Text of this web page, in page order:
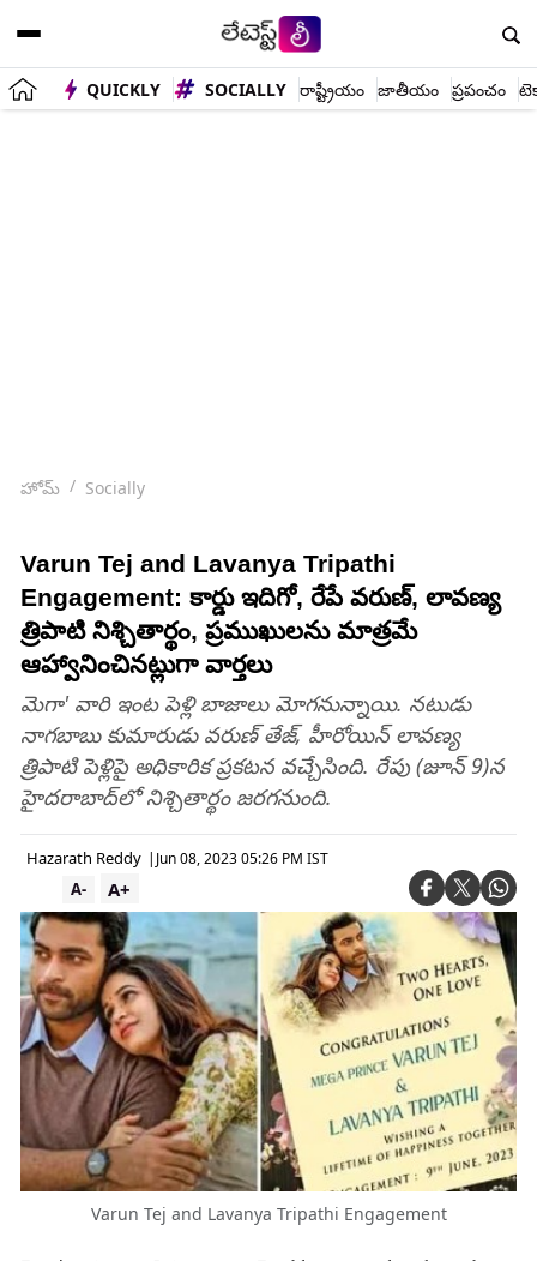
QUICKLY SOCIALLY రాష్ట్రీయం జాతీయం ప్రపంచం
హోమ్ Socially
Varun Tej and Lavanya Tripathi
Engagement: కార్డు ఇదిగో, రేపే వరుణ్‌, లావణ్య
త్రిపాటి నిశ్చితార్థం, ప్రముఖులను మాత్రమే
ఆహ్వానించినట్లుగా వార్తలు
మెగా' వారి ఇంట పెళ్లి బాజాలు మోగనున్నాయి. నటుడు
నాగబాబు కుమారుడు వరుణ్‌ తేజ్‌, హీరోయిన్‌ లావణ్య
త్రిపాటి పెళ్లిపై అధికారిక ప్రకటన వచ్చేసింది. రేపు (జూన్‌ 9)న
హైదరాబాద్‌లో నిశ్చితార్థం జరగనుంది.
Hazarath Reddy | Jun 08, 2023 05:26 PM IST
A+
A-
Varun Tej and Lavanya Tripathi Engagement